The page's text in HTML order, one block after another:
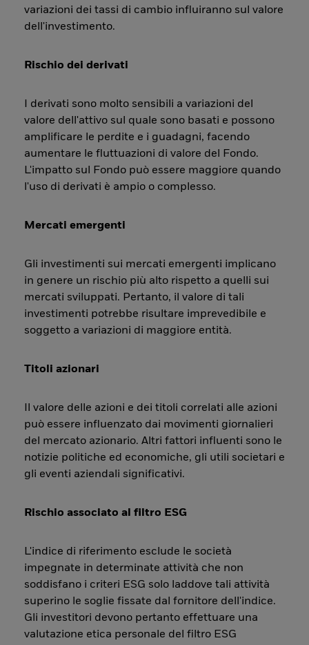
variazioni dei tassi di cambio influiranno sul valore
dell'investimento.
Rischio dei derivati
I derivati sono molto sensibili a variazioni del
valore dell'attivo sul quale sono basati e possono
amplificare le perdite e i guadagni, facendo
aumentare le fluttuazioni di valore del Fondo.
L'impatto sul Fondo può essere maggiore quando
l'uso di derivati è ampio o complesso.
Mercati emergenti
Gli investimenti sui mercati emergenti implicano
in genere un rischio più alto rispetto a quelli sui
mercati sviluppati. Pertanto, il valore di tali
investimenti potrebbe risultare imprevedibile e
soggetto a variazioni di maggiore entità.
Titoli azionari
Il valore delle azioni e dei titoli correlati alle azioni
può essere influenzato dai movimenti giornalieri
del mercato azionario. Altri fattori influenti sono le
notizie politiche ed economiche, gli utili societari e
gli eventi aziendali significativi.
Rischio associato al filtro ESG
L'indice di riferimento esclude le società
impegnate in determinate attività che non
soddisfano i criteri ESG solo laddove tali attività
superino le soglie fissate dal fornitore dell'indice.
Gli investitori devono pertanto effettuare una
valutazione etica personale del filtro ESG